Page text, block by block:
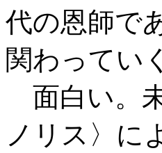
代の恩師で
関わってい
面白い。
ノリス〉に